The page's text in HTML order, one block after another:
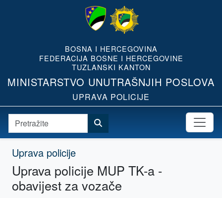
BOSNA I HERCEGOVINA
FEDERACIJA BOSNE I HERCEGOVINE
TUZLANSKI KANTON
MINISTARSTVO UNUTRAŠNJIH POSLOVA
UPRAVA POLICIJE
Uprava policije
Uprava policije MUP TK-a -
obavijest za vozače